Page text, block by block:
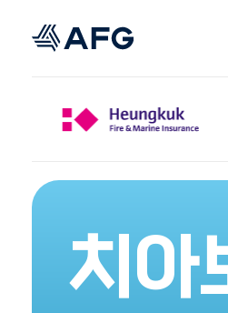
치아